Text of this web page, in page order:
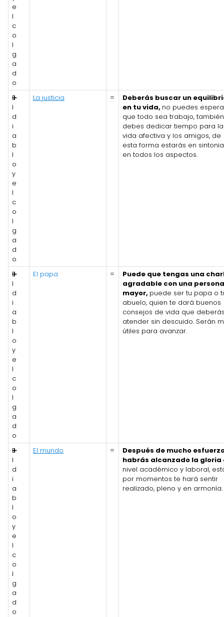
e
l
c
o
l
g
a
d
o
E
l
d
i
a
b
l
o
y
e
l
c
o
l
g
a
d
o
➕ La justicia =
Deberás buscar un
en tu vida, no puedes
que todo sea trabajo, también
debes dedicar tiempo para la
vida afectiva y los amigos, de
esta forma estarás en sintonia
en todos los aspectos.
E
l
d
i
a
b
l
o
y
e
l
c
o
l
g
a
d
o
➕ El papa =
Puede que tengas una
agradable con una persona
mayor, puede ser tu papa o
abuelo, quien te dará buenos
consejos de vida que
atender sin descuido. Serán
útiles para avanzar.
E
l
d
i
a
b
l
o
y
e
l
c
o
l
g
a
d
o
➕ El mundo =
Después de mucho
habrás alcanzado la gloria
nivel académico y laboral,
por momentos te hará sentir
realizado, pleno y en armonía.